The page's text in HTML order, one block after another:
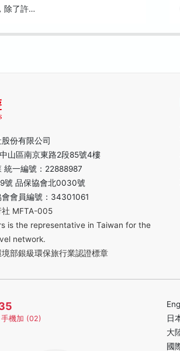
除了許…
份有限公司
山區南京東路2段85號4樓
統一編號：22888987
號 品保協會北0030號
會會員編號：34301061
社 MFTA-005
is the representative in Taiwan for the
network.
部銀級環保旅行業認證標章
機加 (02)
日
大
國